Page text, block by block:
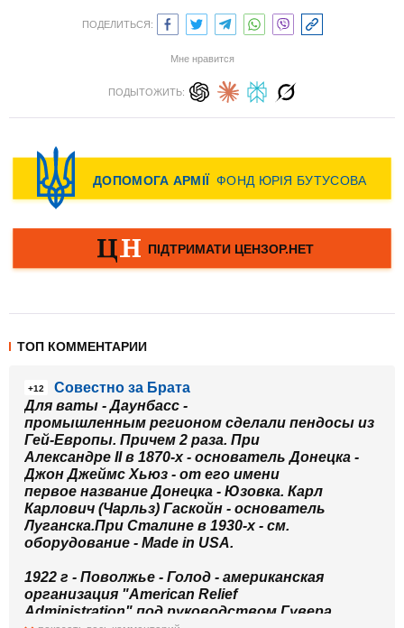
ПОДЕЛИТЬСЯ:
Мне нравится
ПОДЫТОЖИТЬ:
ТОП КОММЕНТАРИИ
+12
Совестно за Брата
Для ваты - Даунбасс -
промышленным регионом сделали пендосы из
Гей-Европы. Причем 2 раза. При
Александре II в 1870-х - основатель Донецка -
Джон Джеймс Хьюз - от его имени
первое название Донецка - Юзовка. Карл
Карлович (Чарльз) Гаскойн - основатель
Луганска.При Сталине в 1930-х - см.
оборудование - Made in USA.
1922 г - Поволжье - Голод - американская
организация "American Relief
Administration" под руководством Гувера